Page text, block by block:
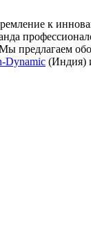
к
Dynamic (Индия)